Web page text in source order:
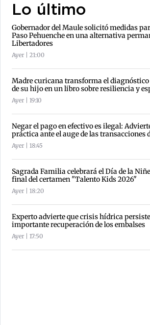
Lo último
Gobernador del Maule solicitó medidas
Paso Pehuenche en una alternativa
Libertadores
Ayer | 21:00
Madre curicana transforma el
de su hijo en un libro sobre resiliencia y
Ayer | 19:10
Negar el pago en efectivo es ilegal:
práctica ante el auge de las transacciones
Ayer | 18:45
Sagrada Familia celebrará el Día de la
final del certamen "Talento Kids 2026"
Ayer | 18:20
Experto advierte que crisis hídrica persiste
importante recuperación de los embalses
Ayer | 17:50